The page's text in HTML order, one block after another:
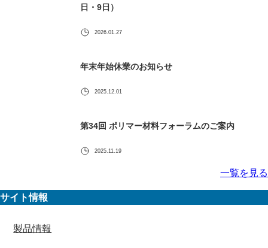
日・9日）
2026.01.27
年末年始休業のお知らせ
2025.12.01
第34回 ポリマー材料フォーラムのご案内
2025.11.19
一覧を見る
サイト情報
製品情報